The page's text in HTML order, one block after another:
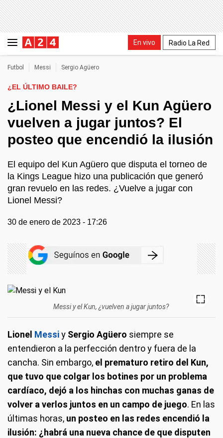
En vivo Radio La Red
Futbol Messi Sergio Agüero
¿EL ÚLTIMO BAILE?
¿Lionel Messi y el Kun Agüero
vuelven a jugar juntos? El
posteo que encendió la ilusión
El equipo del Kun Agüero que disputa el torneo de
la Kings League hizo una publicación que generó
gran revuelo en las redes. ¿Vuelve a jugar con
Lionel Messi?
30 de enero de 2023 - 17:26
Messi y el Kun, ¿vuelven a jugar juntos?
Lionel Messiy Sergio Agüero siempre se
entendieron a la perfección dentro y fuera de la
cancha. Sin embargo, el prematuro retiro del Kun,
que tuvo que colgar los botines por un problema
cardíaco, dejó a los hinchas con muchas ganas de
volver a verlos juntos en un campo de juego. En las
últimas horas, un posteo en las redes encendió la
ilusión: ¿habrá una nueva chance de que disputen